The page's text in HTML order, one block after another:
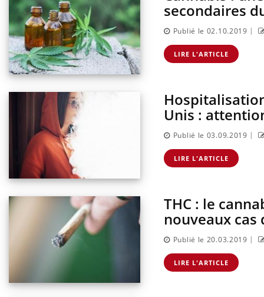
secondaires
Publié le 02.10.2019 |
LIRE L'ARTICLE
Unis :
Publié le 03.09.2019 |
LIRE L'ARTICLE
THC : le
nouveaux
Publié le 20.03.2019 |
LIRE L'ARTICLE